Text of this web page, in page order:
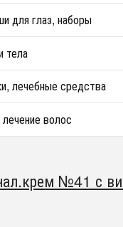
для глаз, наборы
тела
лечебные средства
волос
№41 с